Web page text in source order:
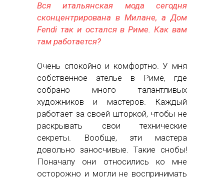
Вся итальянская мода сегодня
сконцентрирована в Милане, а Дом
Fendi так и остался в Риме. Как вам
там работается?
Очень спокойно и комфортно. У мня
собственное ателье в Риме, где
собрано много талантливых
художников и мастеров. Каждый
работает за своей шторкой, чтобы не
раскрывать свои технические
секреты. Вообще, эти мастера
довольно заносчивые. Такие снобы!
Поначалу они относились ко мне
осторожно и могли не воспринимать